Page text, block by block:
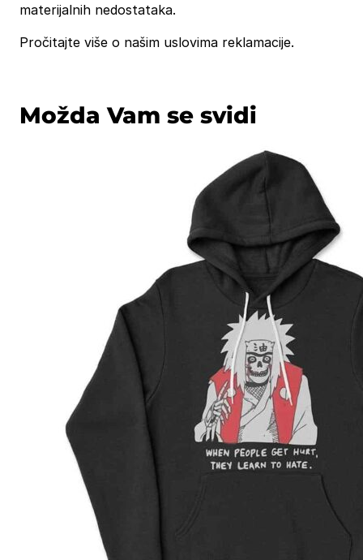
materijalnih nedostataka.
Pročitajte više o našim uslovima reklamacije.
Možda Vam se svidi